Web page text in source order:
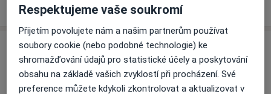
Adresa
Stomatologické centrum Třebíč s.r.o.
Kpt. Jaroše 1123, Třebíč67401
Respektujeme vaše soukromí
Přijetím povolujete nám a našim partnerům používat
soubory cookie (nebo podobné technologie) ke
shromažďování údajů pro statistické účely a poskytování
obsahu na základě vašich zvyklostí při procházení. Své
preference můžete kdykoli zkontrolovat a aktualizovat v